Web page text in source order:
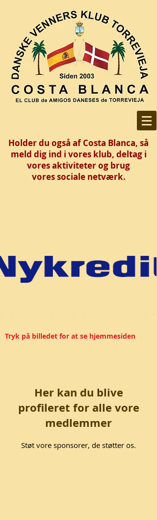
Holder du også af Costa Blanca, så
meld dig ind i vores klub, deltag i
vores aktiviteter og brug
voressociale netværk.
Tryk på billedet for at se hjemmesiden
Her kan du blive
profileret for alle vore
medlemmer
Støt vore sponsorer, de støtter os.